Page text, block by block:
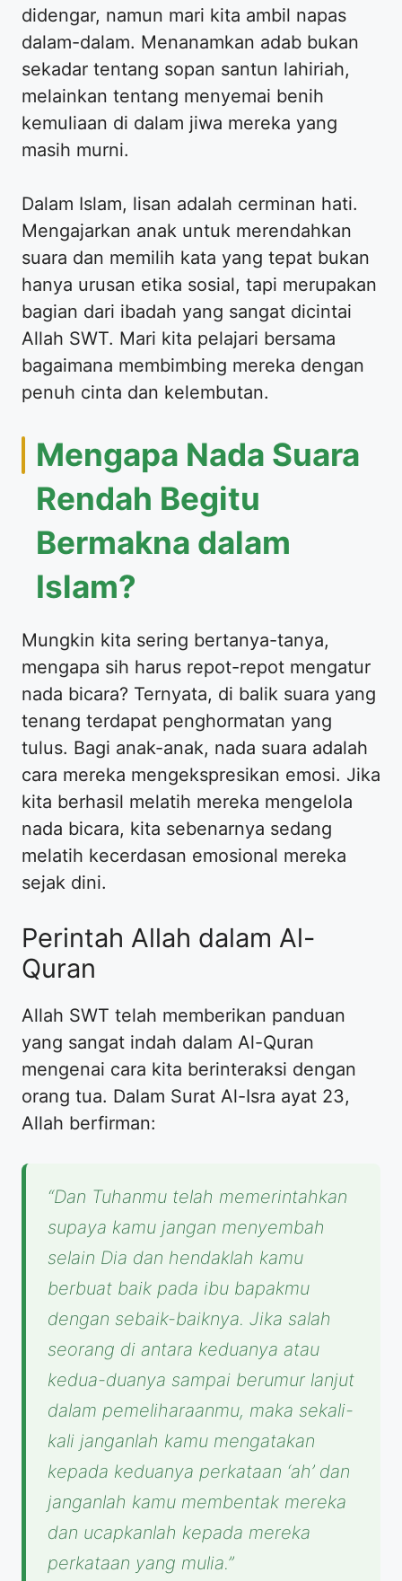
didengar, namun mari kita ambil napas
dalam-dalam. Menanamkan adab bukan
sekadar tentang sopan santun lahiriah,
melainkan tentang menyemai benih
kemuliaan di dalam jiwa mereka yang
masih murni.
​Dalam Islam, lisan adalah cerminan hati.
Mengajarkan anak untuk merendahkan
suara dan memilih kata yang tepat bukan
hanya urusan etika sosial, tapi merupakan
bagian dari ibadah yang sangat dicintai
Allah SWT. Mari kita pelajari bersama
bagaimana membimbing mereka dengan
penuh cinta dan kelembutan.
​Mengapa Nada Suara
Rendah Begitu
Bermakna dalam
Islam?
​Mungkin kita sering bertanya-tanya,
mengapa sih harus repot-repot mengatur
nada bicara? Ternyata, di balik suara yang
tenang terdapat penghormatan yang
tulus. Bagi anak-anak, nada suara adalah
cara mereka mengekspresikan emosi. Jika
kita berhasil melatih mereka mengelola
nada bicara, kita sebenarnya sedang
melatih kecerdasan emosional mereka
sejak dini.
​Perintah Allah dalam Al-
Quran
​Allah SWT telah memberikan panduan
yang sangat indah dalam Al-Quran
mengenai cara kita berinteraksi dengan
orang tua. Dalam Surat Al-Isra ayat 23,
Allah berfirman:
“Dan Tuhanmu telah memerintahkan
supaya kamu jangan menyembah
selain Dia dan hendaklah kamu
berbuat baik pada ibu bapakmu
dengan sebaik-baiknya. Jika salah
seorang di antara keduanya atau
kedua-duanya sampai berumur lanjut
dalam pemeliharaanmu, maka sekali-
kali janganlah kamu mengatakan
kepada keduanya perkataan ‘ah’ dan
janganlah kamu membentak mereka
dan ucapkanlah kepada mereka
perkataan yang mulia.”